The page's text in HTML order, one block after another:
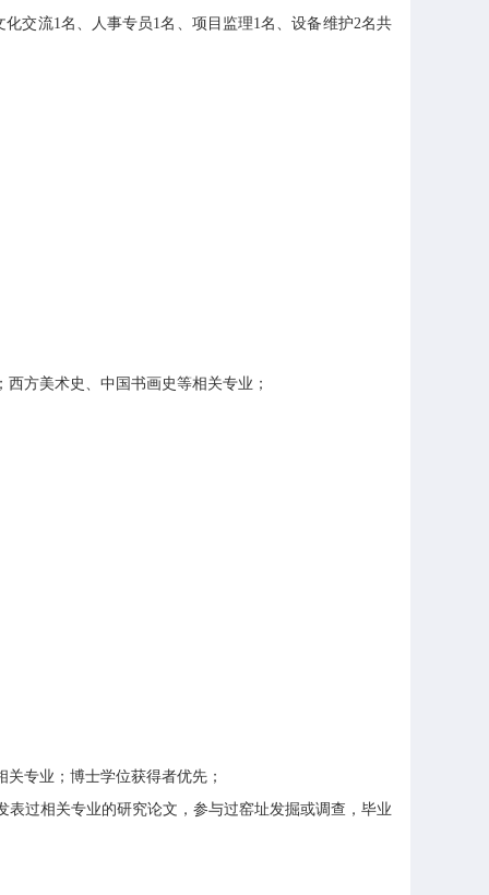
交流1名、人事专员1名、项目监理1名、设备维护2名共
方美术史、中国书画史等相关专业；
专业；博士学位获得者优先；
过相关专业的研究论文，参与过窑址发掘或调查，毕业